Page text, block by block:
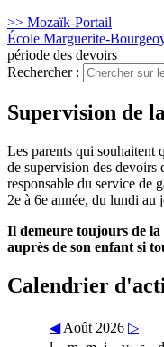
>> Mozaïk-Portail
École Marguerite-
période des devoirs
Rechercher :
Supervision de
Les parents qui souhaitent
de supervision des devoirs
responsable du service de
2e à 6e année, du lundi au
Il demeure toujours de
auprès de son enfant si
Calendrier
◀ Août 2026 ▷